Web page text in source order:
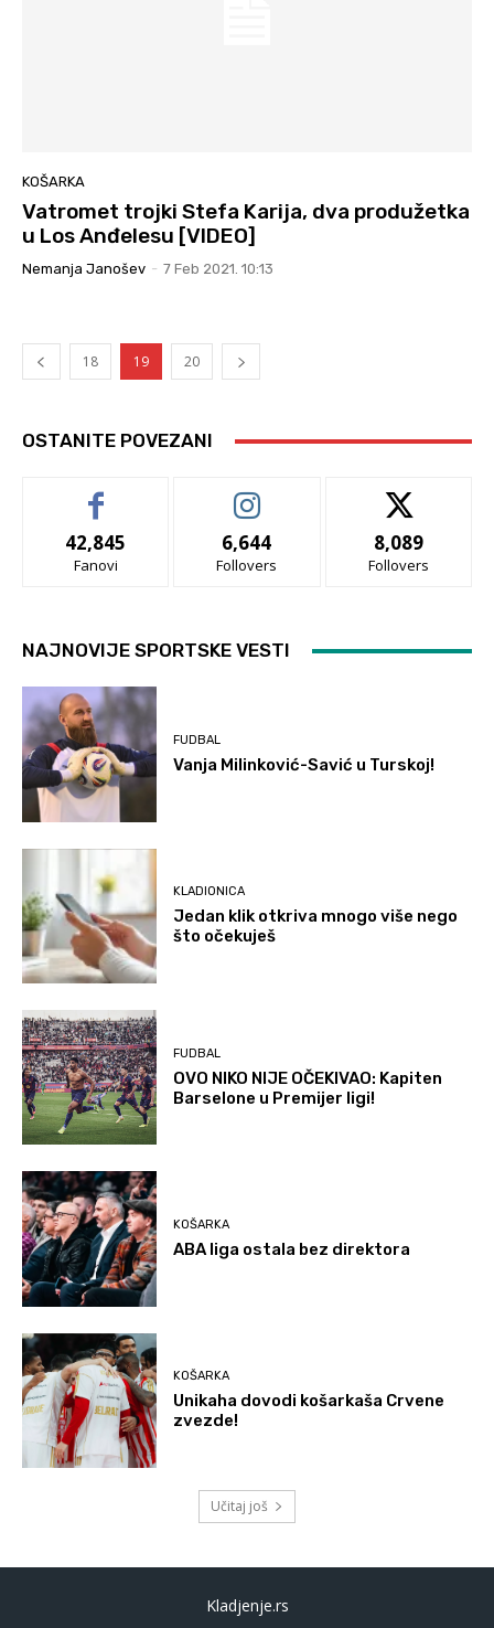
KOŠARKA
Vatromet trojki Stefa Karija, dva produžetka
u Los Anđelesu [VIDEO]
Nemanja Janošev - 7 Feb 2021. 10:13
18 19 20
OSTANITE POVEZANI
42,845
Fanovi
6,644
Follovers
8,089
Follovers
NAJNOVIJE SPORTSKE VESTI
FUDBAL
Vanja Milinković-Savić u Turskoj!
KLADIONICA
Jedan klik otkriva mnogo više nego
što očekuješ
FUDBAL
OVO NIKO NIJE OČEKIVAO: Kapiten
Barselone u Premijer ligi!
KOŠARKA
ABA liga ostala bez direktora
KOŠARKA
Unikaha dovodi košarkaša Crvene
zvezde!
Učitaj još
Kladjenje.rs